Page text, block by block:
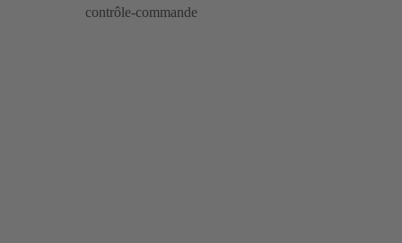
contrôle-commande